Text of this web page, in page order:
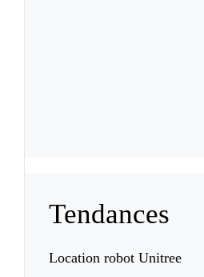
Tendances
Location robot Unitree